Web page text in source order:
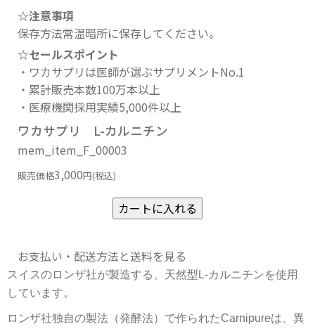
☆注意事項
保存方法常温暗所に保存してください。
☆セールスポイント
・ワカサプリは医師が選ぶサプリメントNo.1
・累計販売本数100万本以上
・医療機関採用実績5,000件以上
ワカサプリ L-カルニチン
mem_item_F_00003
販売価格3,000円(税込)
お支払い・配送方法と送料を見る
スイスのロンザ社が製造する、天然型L-カルニチンを使用
しています。
ロンザ社独自の製法（発酵法）で作られたCarnipureは、異